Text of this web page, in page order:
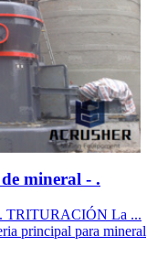
mineral - .
TRITURACIÓN La ...
principal para mineral